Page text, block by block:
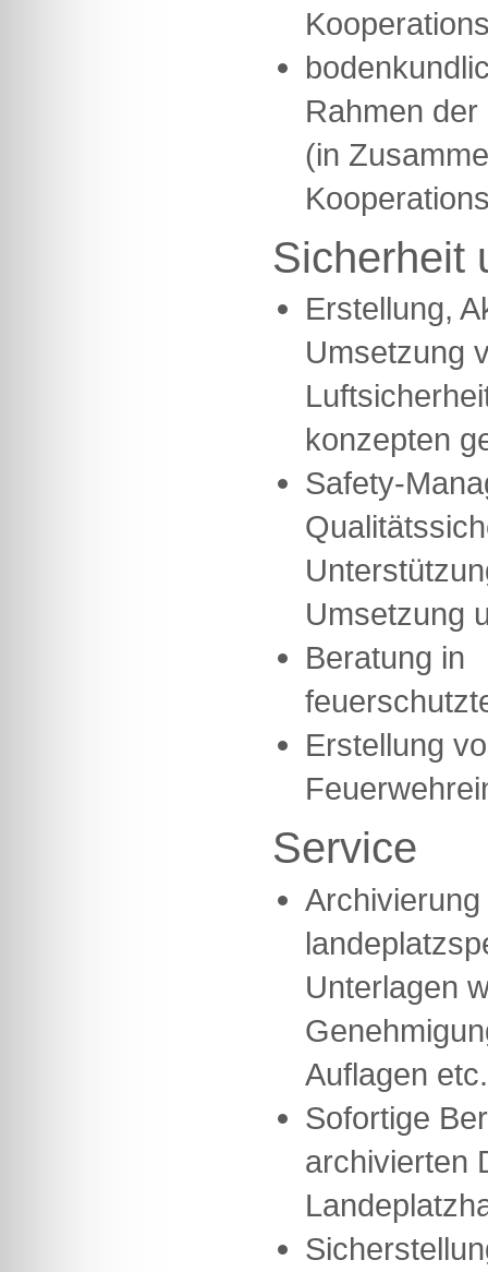
Rahmen
(in
Sicherheit
Erstellung,
Umsetzung
konzepten
Safety-
Umsetzung
Beratung in
Erstellung
Service
Archivierung
Unterlagen
Auflagen etc.
Sofortige
archivierten